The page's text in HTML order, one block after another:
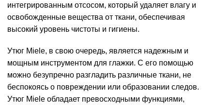
интегрированным отсосом, который удаляет влагу и
освобожденные вещества от ткани, обеспечивая
высокий уровень чистоты и гигиены.
Утюг Miele, в свою очередь, является надежным и
мощным инструментом для глажки. С его помощью
можно безупречно разгладить различные ткани, не
беспокоясь о повреждении или образовании следов.
Утюг Miele обладает превосходными функциями,